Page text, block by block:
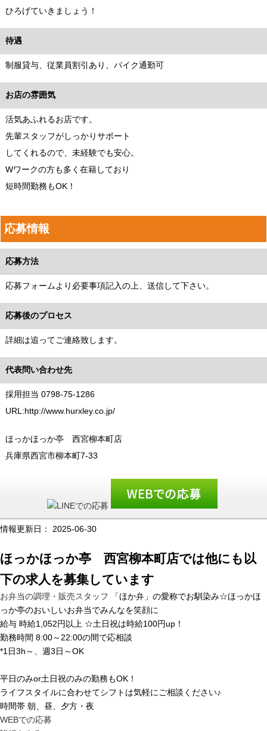
ひろげていきましょう！
待遇
制服貸与、従業員割引あり、バイク通勤可
お店の雰囲気
活気あふれるお店です。
先輩スタッフがしっかりサポート
してくれるので、未経験でも安心。
Wワークの方も多く在籍しており
短時間勤務もOK！
応募情報
応募方法
応募フォームより必要事項記入の上、送信して下さい。
応募後のプロセス
詳細は追ってご連絡致します。
代表問い合わせ先
採用担当 0798-75-1286
URL:http://www.hurxley.co.jp/
ほっかほっか亭 西宮柳本町店
兵庫県西宮市柳本町7-33
情報更新日： 2025-06-30
ほっかほっか亭 西宮柳本町店では他にも以
下の求人を募集しています
お弁当の調理・販売スタッフ
「ほか弁」の愛称でお馴染み☆ほっかほ
っか亭のおいしいお弁当でみんなを笑顔に
給与 時給1,052円以上 ☆土日祝は時給100円up！
勤務時間 8:00～22:00の間で応相談
*1日3h～、週3日～OK
平日のみor土日祝のみの勤務もOK！
ライフスタイルに合わせてシフトは気軽にご相談ください♪
時間帯 朝、昼、夕方・夜
WEBでの応募